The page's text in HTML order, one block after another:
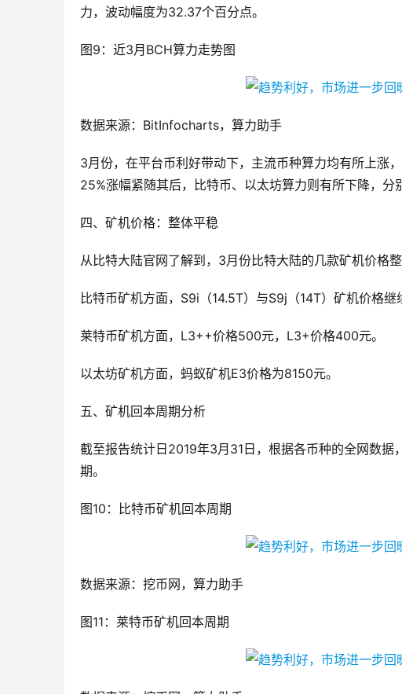
力，波动幅度为32.37个百分点。
图9：近3月BCH算力走势图
数据来源：BitInfocharts，算力助手
3月份，在平台币利好带动下，主流币种算力均有所上涨
25%涨幅紧随其后，比特币、以太坊算力则有所下降，分
四、矿机价格：整体平稳
从比特大陆官网了解到，3月份比特大陆的几款矿机价格整
比特币矿机方面，S9i（14.5T）与S9j（14T）矿机价格
莱特币矿机方面，L3++价格500元，L3+价格400元。
以太坊矿机方面，蚂蚁矿机E3价格为8150元。
五、矿机回本周期分析
截至报告统计日2019年3月31日，根据各币种的全网数
期。
图10：比特币矿机回本周期
数据来源：挖币网，算力助手
图11：莱特币矿机回本周期